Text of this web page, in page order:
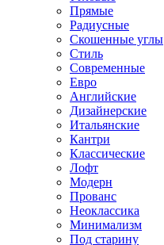
Прямые
Радиусные
Скошенные углы
Стиль
Современные
Евро
Английские
Дизайнерские
Итальянские
Кантри
Классические
Лофт
Модерн
Прованс
Неоклассика
Минимализм
Под старину